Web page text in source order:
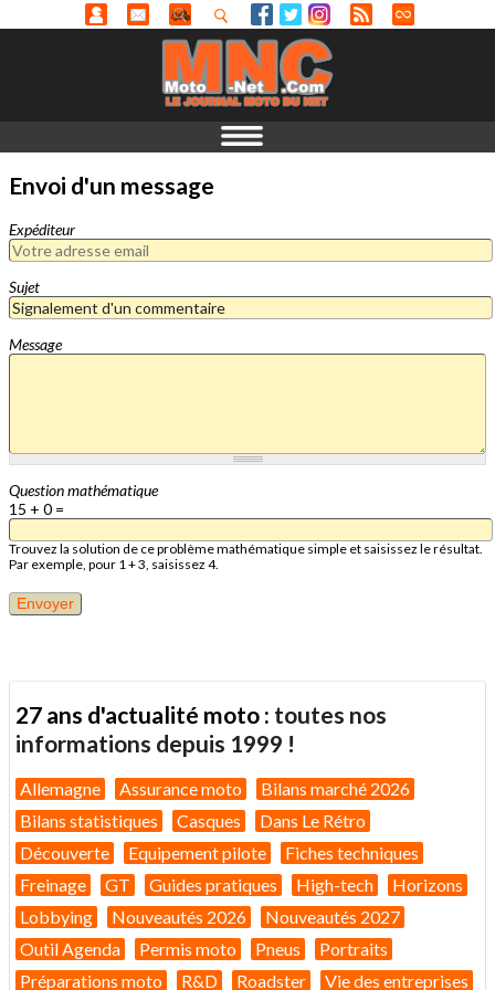
Envoi d'un message
Expéditeur
Sujet
Message
Question mathématique
15 + 0 =
Trouvez la solution de ce problème mathématique simple et saisissez le résultat.
Par exemple, pour 1 + 3, saisissez 4.
27 ans d'actualité moto : toutes nos
informations depuis 1999 !
Allemagne Assurance moto
Bilans marché 2026
Bilans statistiques
Casques
Dans Le Rétro
Découverte
Equipement pilote
Fiches techniques
Freinage
GT Guides pratiques High-tech
Horizons
Lobbying
Nouveautés 2026
Nouveautés 2027
Outil Agenda
Permis moto Pneus
Portraits
Préparations moto
R&D Roadster Vie des entreprises